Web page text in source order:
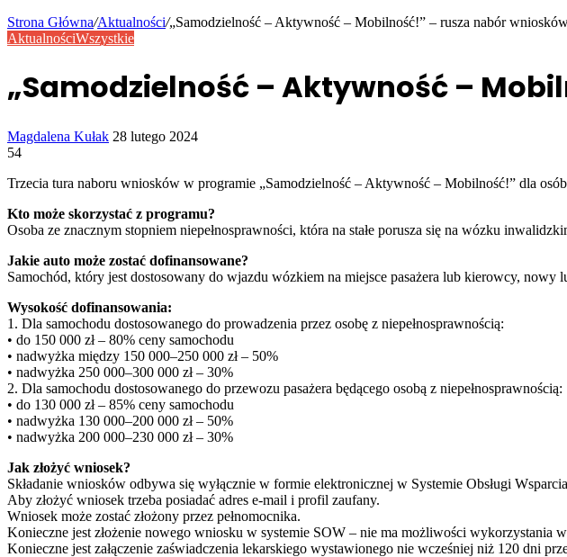
Strona Główna/Aktualności/„Samodzielność – Aktywność – Mobilność!” – rusza nabór
AktualnościWszystkie
„Samodzielność – Aktywność –
Magdalena Kułak Send
28 lutego 2024
54
Trzecia tura naboru wniosków w programie „Samodzielność – Aktywność – Mobilność!” dla
Kto może skorzystać z programu?
Osoba ze znacznym stopniem niepełnosprawności, która na stałe porusza się na wózku
Jakie auto może zostać dofinansowane?
Samochód, który jest dostosowany do wjazdu wózkiem na miejsce pasażera lub kierowcy, nowy
Wysokość dofinansowania:
1. Dla samochodu dostosowanego do prowadzenia przez osobę z niepełnosprawnością:
• do 150 000 zł – 80% ceny samochodu
• nadwyżka między 150 000–250 000 zł – 50%
• nadwyżka 250 000–300 000 zł – 30%
2. Dla samochodu dostosowanego do przewozu pasażera będącego osobą z niepełnosprawnością:
• do 130 000 zł – 85% ceny samochodu
• nadwyżka 130 000–200 000 zł – 50%
• nadwyżka 200 000–230 000 zł – 30%
Jak złożyć wniosek?
Składanie wniosków odbywa się wyłącznie w formie elektronicznej w Systemie Obsługi
Aby złożyć wniosek trzeba posiadać adres e-mail i profil zaufany.
Wniosek może zostać złożony przez pełnomocnika.
Konieczne jest złożenie nowego wniosku w systemie SOW – nie ma możliwości wykorzystania
Konieczne jest załączenie zaświadczenia lekarskiego wystawionego nie wcześniej niż 120 dni